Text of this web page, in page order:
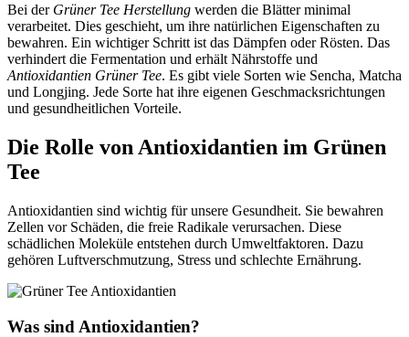
Bei der Grüner Tee Herstellung werden die Blätter minimal
verarbeitet. Dies geschieht, um ihre natürlichen Eigenschaften zu
bewahren. Ein wichtiger Schritt ist das Dämpfen oder Rösten. Das
verhindert die Fermentation und erhält Nährstoffe und
Antioxidantien Grüner Tee. Es gibt viele Sorten wie Sencha, Matcha
und Longjing. Jede Sorte hat ihre eigenen Geschmacksrichtungen
und gesundheitlichen Vorteile.
Die Rolle von Antioxidantien im Grünen
Tee
Antioxidantien sind wichtig für unsere Gesundheit. Sie bewahren
Zellen vor Schäden, die freie Radikale verursachen. Diese
schädlichen Moleküle entstehen durch Umweltfaktoren. Dazu
gehören Luftverschmutzung, Stress und schlechte Ernährung.
Was sind Antioxidantien?